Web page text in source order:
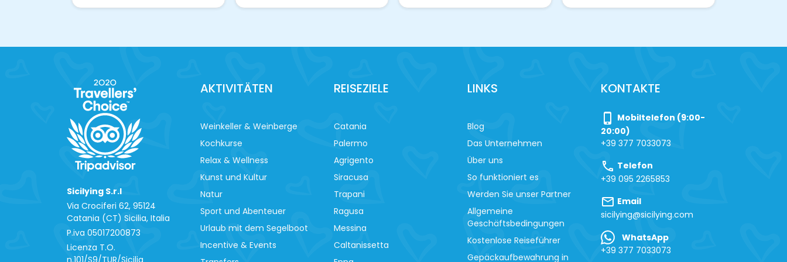
Sicilying S.r.l
Via Crociferi 62, 95124
Catania (CT) Sicilia, Italia
P.iva 0‍5017200873
Licenza T.O.
AKTIVITÄTEN
Weinkeller & Weinberge
Kochkurse
Relax & Wellness
Kunst und Kultur
Natur
Sport und Abenteuer
Urlaub mit dem Segelboot
Incentive & Events
REISEZIELE
Catania
Palermo
Agrigento
Siracusa
Trapani
Ragusa
Messina
Caltanissetta
LINKS
Blog
Das Unternehmen
Über uns
So funktioniert es
Werden Sie unser Partner
Allgemeine
Geschäftsbedingungen
Kostenlose Reiseführer
Gepäckaufbewahrung in
KONTAKTE
phone_iphone
Mobiltelefon (9:00-
20:00)
+39 377 7033073
call Telefon
+39 095 2265853
mail Email
sicilying@sicilying.com
WhatsApp
+39 377 7033073